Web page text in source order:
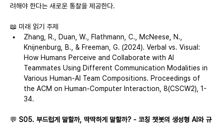
려해야 한다는 새로운 통찰을 제공한다.
📖 미래 읽기 주제
Zhang, R., Duan, W., Flathmann, C., McNeese, N.,
Knijnenburg, B., & Freeman, G. (2024). Verbal vs. Visual:
How Humans Perceive and Collaborate with AI
Teammates Using Different Communication Modalities in
Various Human-AI Team Compositions. Proceedings of
the ACM on Human-Computer Interaction, 8(CSCW2), 1-
34.
💬 S05. 부드럽게 말할까, 딱딱하게 말할까? - 코칭 챗봇의 생성형 AI와 규